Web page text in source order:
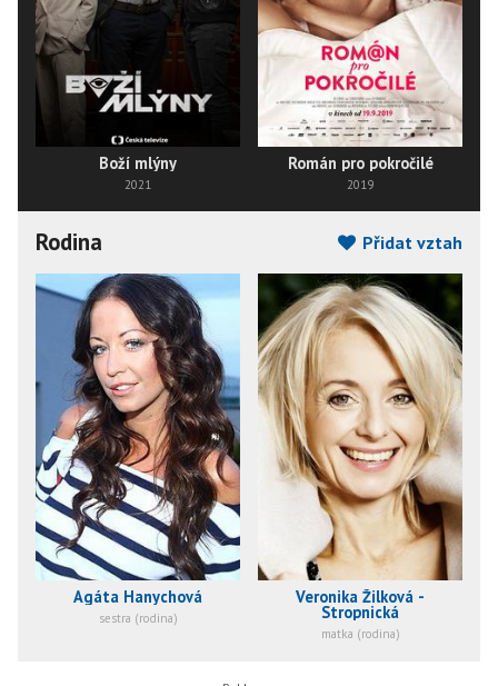
Boží mlýny
2021
Román pro pokročilé
2019
Rodina Přidat vztah
Agáta Hanychová
sestra (rodina)
Veronika Žilková -
Stropnická
matka (rodina)